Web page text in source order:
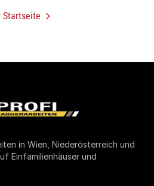
Startseite
in Wien, Niederösterreich und
Einfamilienhäuser und